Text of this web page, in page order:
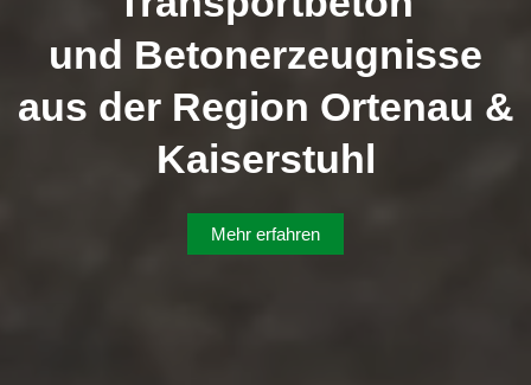
und Betonerzeugnisse
aus der Region Ortenau &
Kaiserstuhl
Mehr erfahren